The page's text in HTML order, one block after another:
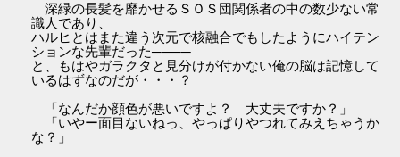
深緑の長髪を靡かせるＳＯＳ団関係者の中の数少ない常
識人であり、
ハルヒとはまた違う次元で核融合でもしたようにハイテン
ションな先輩だった────
と、もはやガラクタと見分けが付かない俺の脳は記憶して
いるはずなのだが・・・？
「なんだか顔色が悪いですよ？ 大丈夫ですか？」
「いやー面目ないねっ、やっぱりやつれてみえちゃうか
な？」